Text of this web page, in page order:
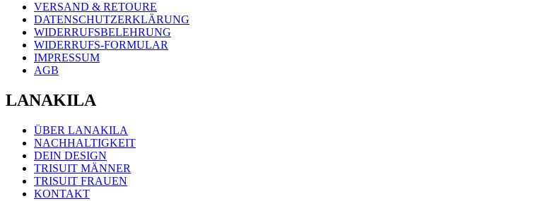
VERSAND & RETOURE
DATENSCHUTZERKLÄRUNG
WIDERRUFSBELEHRUNG
WIDERRUFS-FORMULAR
IMPRESSUM
AGB
LANAKILA
ÜBER LANAKILA
NACHHALTIGKEIT
DEIN DESIGN
TRISUIT MÄNNER
TRISUIT FRAUEN
KONTAKT